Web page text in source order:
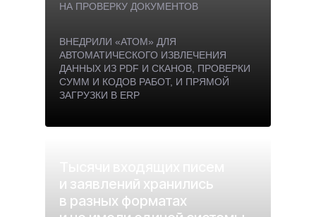
НА ПРОВЕРКУ ДОКУМЕНТОВ
ВНЕДРИЛИ «АТОМ» ДЛЯ
АВТОМАТИЧЕСКОГО ИЗВЛЕЧЕНИЯ
ДАННЫХ ИЗ PDF И СКАНОВ, ПРОВЕРКИ
СУММ И КОДОВ РАБОТ, И ПРЯМОЙ
ЗАГРУЗКИ В ERP
и заявлений хранились
в разных форматах